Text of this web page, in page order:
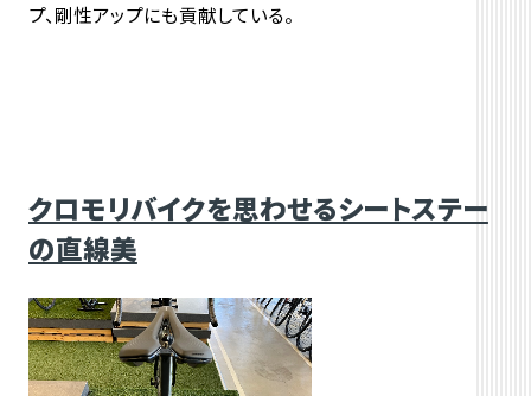
プ、剛性アップにも貢献している。
クロモリバイクを思わせるシートステー
の直線美